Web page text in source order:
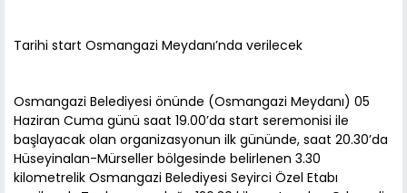
Tarihi start Osmangazi Meydanı’nda verilecek
Osmangazi Belediyesi önünde (Osmangazi Meydanı) 05
Haziran Cuma günü saat 19.00’da start seremonisi ile
başlayacak olan organizasyonun ilk gününde, saat 20.30’da
Hüseyinalan-Mürseller bölgesinde belirlenen 3.30
kilometrelik Osmangazi Belediyesi Seyirci Özel Etabı